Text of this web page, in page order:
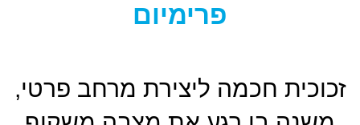
פרימיום
זכוכית חכמה ליצירת מרחב פרטי,